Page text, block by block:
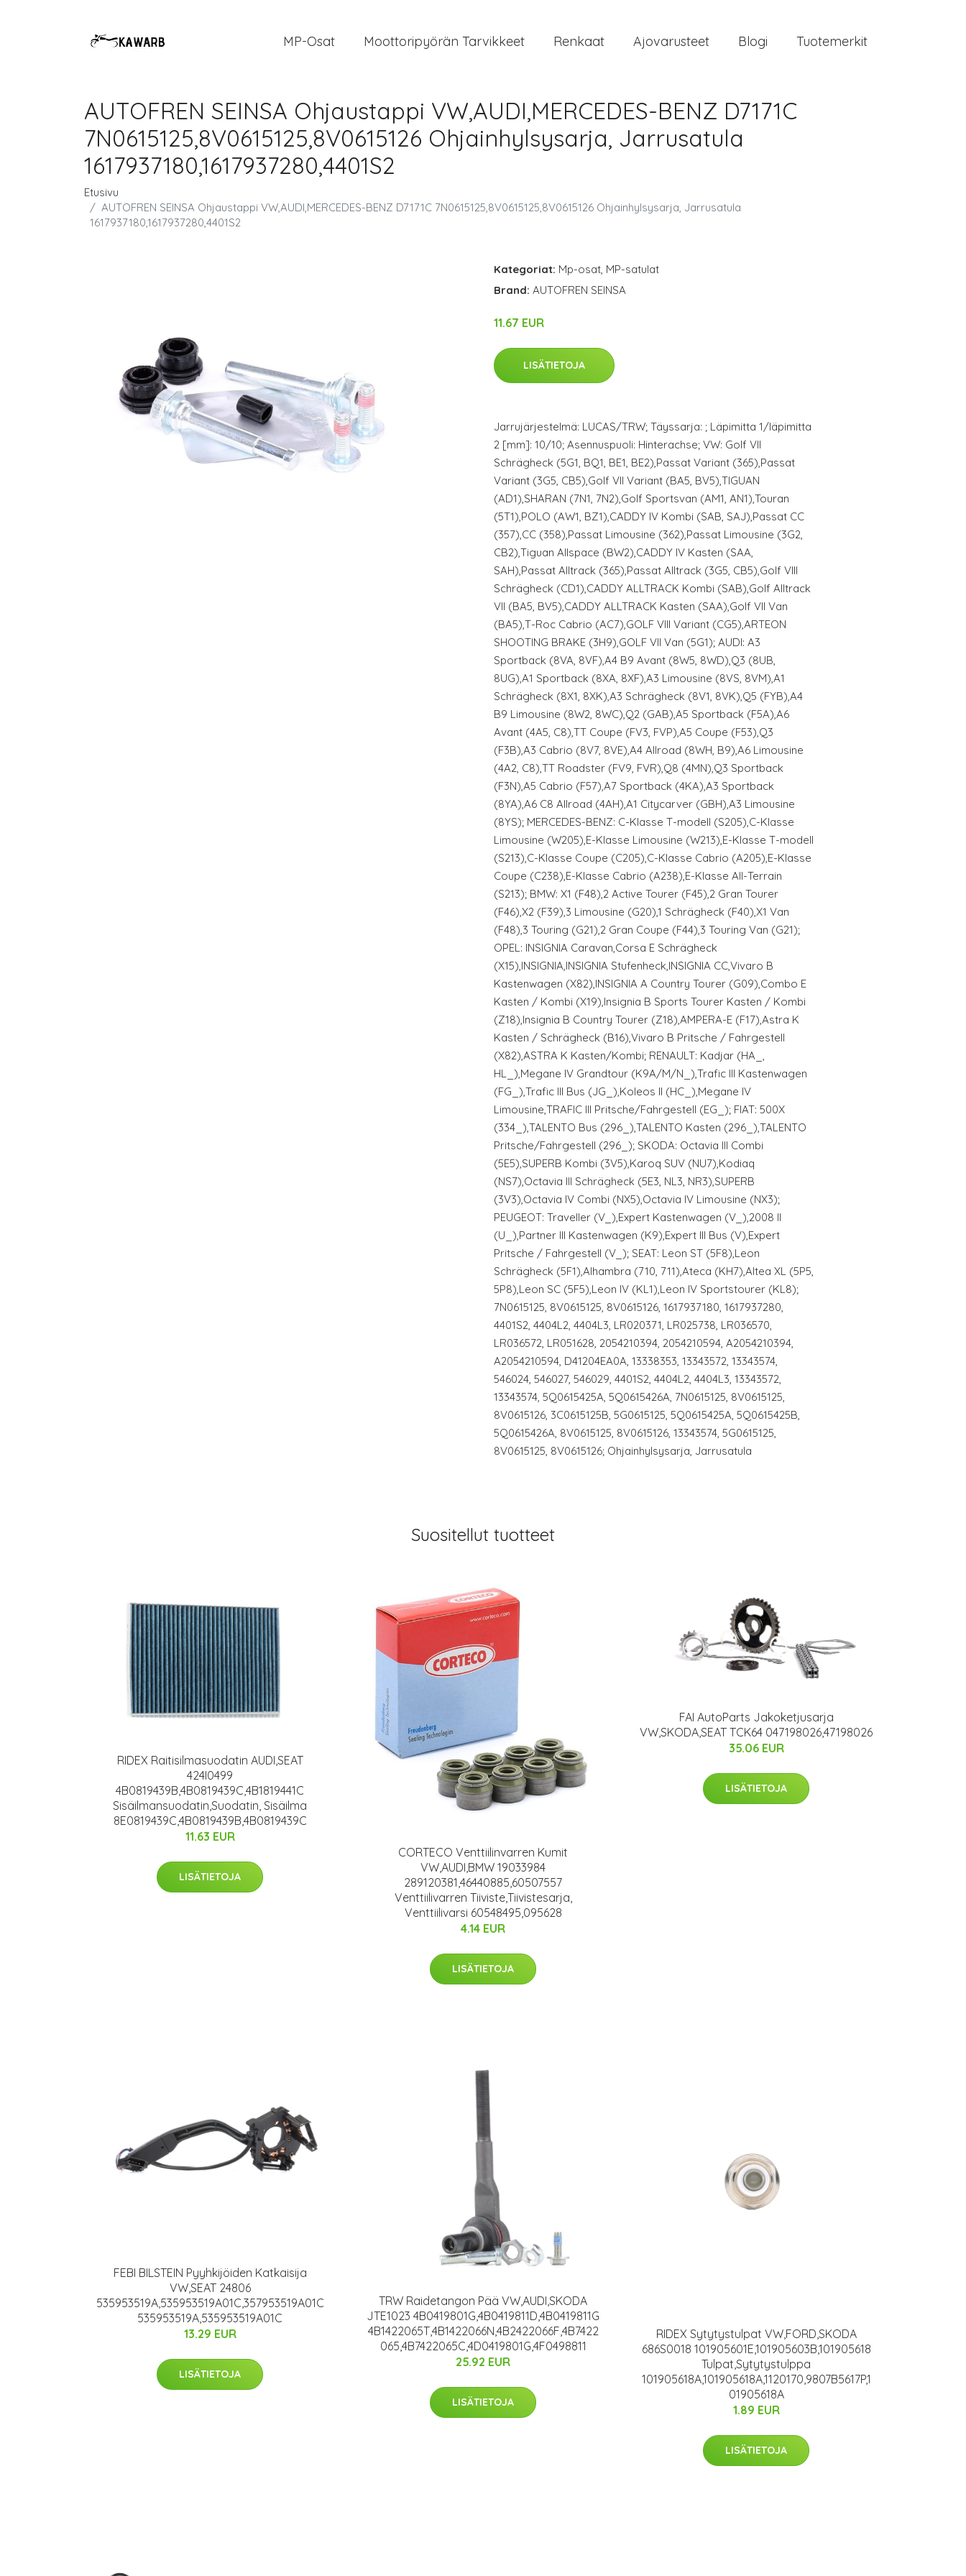
MP-Osat Moottoripyörän Tarvikkeet Renkaat Ajovarusteet Blogi Tuotemerkit
AUTOFREN SEINSA Ohjaustappi VW,AUDI,MERCEDES-BENZ D7171C
7N0615125,8V0615125,8V0615126 Ohjainhylsysarja, Jarrusatula
1617937180,1617937280,4401S2
Etusivu
AUTOFREN SEINSA Ohjaustappi VW,AUDI,MERCEDES-BENZ D7171C 7N0615125,8V0615125,8V0615126 Ohjainhylsysarja, Jarrusatula
1617937180,1617937280,4401S2
Kategoriat: Mp-osat, MP-satulat
Brand: AUTOFREN SEINSA
11.67 EUR
LISÄTIETOJA
Jarrujärjestelmä: LUCAS/TRW; Täyssarja: ; Läpimitta 1/läpimitta
2 [mm]: 10/10; Asennuspuoli: Hinterachse; VW: Golf VII
Schrägheck (5G1, BQ1, BE1, BE2),Passat Variant (365),Passat
Variant (3G5, CB5),Golf VII Variant (BA5, BV5),TIGUAN
(AD1),SHARAN (7N1, 7N2),Golf Sportsvan (AM1, AN1),Touran
(5T1),POLO (AW1, BZ1),CADDY IV Kombi (SAB, SAJ),Passat CC
(357),CC (358),Passat Limousine (362),Passat Limousine (3G2,
CB2),Tiguan Allspace (BW2),CADDY IV Kasten (SAA,
SAH),Passat Alltrack (365),Passat Alltrack (3G5, CB5),Golf VIII
Schrägheck (CD1),CADDY ALLTRACK Kombi (SAB),Golf Alltrack
VII (BA5, BV5),CADDY ALLTRACK Kasten (SAA),Golf VII Van
(BA5),T-Roc Cabrio (AC7),GOLF VIII Variant (CG5),ARTEON
SHOOTING BRAKE (3H9),GOLF VII Van (5G1); AUDI: A3
Sportback (8VA, 8VF),A4 B9 Avant (8W5, 8WD),Q3 (8UB,
8UG),A1 Sportback (8XA, 8XF),A3 Limousine (8VS, 8VM),A1
Schrägheck (8X1, 8XK),A3 Schrägheck (8V1, 8VK),Q5 (FYB),A4
B9 Limousine (8W2, 8WC),Q2 (GAB),A5 Sportback (F5A),A6
Avant (4A5, C8),TT Coupe (FV3, FVP),A5 Coupe (F53),Q3
(F3B),A3 Cabrio (8V7, 8VE),A4 Allroad (8WH, B9),A6 Limousine
(4A2, C8),TT Roadster (FV9, FVR),Q8 (4MN),Q3 Sportback
(F3N),A5 Cabrio (F57),A7 Sportback (4KA),A3 Sportback
(8YA),A6 C8 Allroad (4AH),A1 Citycarver (GBH),A3 Limousine
(8YS); MERCEDES-BENZ: C-Klasse T-modell (S205),C-Klasse
Limousine (W205),E-Klasse Limousine (W213),E-Klasse T-modell
(S213),C-Klasse Coupe (C205),C-Klasse Cabrio (A205),E-Klasse
Coupe (C238),E-Klasse Cabrio (A238),E-Klasse All-Terrain
(S213); BMW: X1 (F48),2 Active Tourer (F45),2 Gran Tourer
(F46),X2 (F39),3 Limousine (G20),1 Schrägheck (F40),X1 Van
(F48),3 Touring (G21),2 Gran Coupe (F44),3 Touring Van (G21);
OPEL: INSIGNIA Caravan,Corsa E Schrägheck
(X15),INSIGNIA,INSIGNIA Stufenheck,INSIGNIA CC,Vivaro B
Kastenwagen (X82),INSIGNIA A Country Tourer (G09),Combo E
Kasten / Kombi (X19),Insignia B Sports Tourer Kasten / Kombi
(Z18),Insignia B Country Tourer (Z18),AMPERA-E (F17),Astra K
Kasten / Schrägheck (B16),Vivaro B Pritsche / Fahrgestell
(X82),ASTRA K Kasten/Kombi; RENAULT: Kadjar (HA_,
HL_),Megane IV Grandtour (K9A/M/N_),Trafic III Kastenwagen
(FG_),Trafic III Bus (JG_),Koleos II (HC_),Megane IV
Limousine,TRAFIC III Pritsche/Fahrgestell (EG_); FIAT: 500X
(334_),TALENTO Bus (296_),TALENTO Kasten (296_),TALENTO
Pritsche/Fahrgestell (296_); SKODA: Octavia III Combi
(5E5),SUPERB Kombi (3V5),Karoq SUV (NU7),Kodiaq
(NS7),Octavia III Schrägheck (5E3, NL3, NR3),SUPERB
(3V3),Octavia IV Combi (NX5),Octavia IV Limousine (NX3);
PEUGEOT: Traveller (V_),Expert Kastenwagen (V_),2008 II
(U_),Partner III Kastenwagen (K9),Expert III Bus (V),Expert
Pritsche / Fahrgestell (V_); SEAT: Leon ST (5F8),Leon
Schrägheck (5F1),Alhambra (710, 711),Ateca (KH7),Altea XL (5P5,
5P8),Leon SC (5F5),Leon IV (KL1),Leon IV Sportstourer (KL8);
7N0615125, 8V0615125, 8V0615126, 1617937180, 1617937280,
4401S2, 4404L2, 4404L3, LR020371, LR025738, LR036570,
LR036572, LR051628, 2054210394, 2054210594, A2054210394,
A2054210594, D41204EA0A, 13338353, 13343572, 13343574,
546024, 546027, 546029, 4401S2, 4404L2, 4404L3, 13343572,
13343574, 5Q0615425A, 5Q0615426A, 7N0615125, 8V0615125,
8V0615126, 3C0615125B, 5G0615125, 5Q0615425A, 5Q0615425B,
5Q0615426A, 8V0615125, 8V0615126, 13343574, 5G0615125,
8V0615125, 8V0615126; Ohjainhylsysarja, Jarrusatula
Suositellut tuotteet
RIDEX Raitisilmasuodatin AUDI,SEAT
424I0499
4B0819439B,4B0819439C,4B1819441C
Sisäilmansuodatin,Suodatin, Sisäilma
8E0819439C,4B0819439B,4B0819439C
11.63 EUR
LISÄTIETOJA
CORTECO Venttiilinvarren Kumit
VW,AUDI,BMW 19033984
289120381,46440885,60507557
Venttiilivarren Tiiviste,Tiivistesarja,
Venttiilivarsi 60548495,095628
4.14 EUR
LISÄTIETOJA
FAI AutoParts Jakoketjusarja
VW,SKODA,SEAT TCK64 047198026,47198026
35.06 EUR
LISÄTIETOJA
FEBI BILSTEIN Pyyhkijöiden Katkaisija
VW,SEAT 24806
535953519A,535953519A01C,357953519A01C
535953519A,535953519A01C
13.29 EUR
LISÄTIETOJA
TRW Raidetangon Pää VW,AUDI,SKODA
JTE1023 4B0419801G,4B0419811D,4B0419811G
4B1422065T,4B1422066N,4B2422066F,4B7422
065,4B7422065C,4D0419801G,4F0498811
25.92 EUR
LISÄTIETOJA
RIDEX Sytytystulpat VW,FORD,SKODA
686S0018 101905601E,101905603B,101905618
Tulpat,Sytytystulppa
101905618A,101905618A,1120170,9807B5617P,1
01905618A
1.89 EUR
LISÄTIETOJA